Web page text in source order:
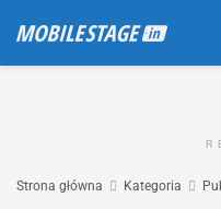
Strona główna Kategoria